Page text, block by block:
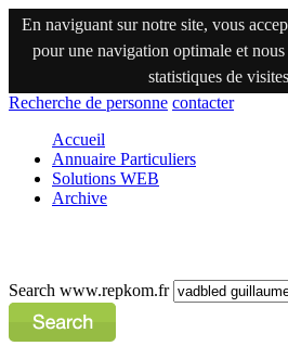
En naviguant sur notre site, vous
pour une navigation optimale et nous
statistiques de visites
Recherche de personne contacter
Accueil
Annuaire Particuliers
Solutions WEB
Archive
Search www.repkom.fr